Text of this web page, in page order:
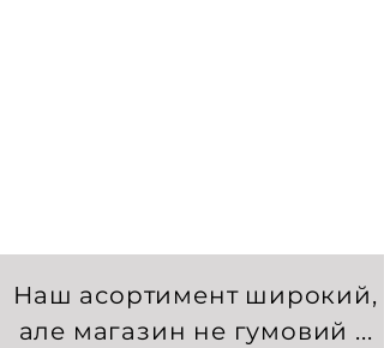
Наш асортимент широкий,
але магазин не гумовий ...